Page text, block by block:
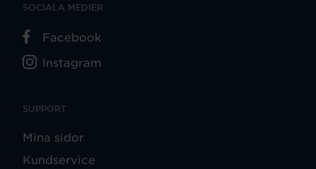
SUPPORT
Mina sidor
Kundservice
SOCIALA MEDIER
Facebook
Instagram